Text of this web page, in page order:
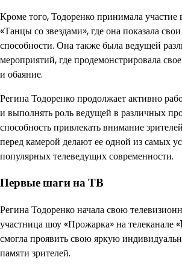
Кроме того, Тодоренко принимала
«Танцы со звездами», где она показала
способности. Она также была ведущей
мероприятий, где продемонстрировала
и обаяние.
Регина Тодоренко продолжает активно
и выполнять роль ведущей в различных
способность привлекать внимание
перед камерой делают ее одной из самых
популярных телеведущих современности.
Первые шаги на ТВ
Регина Тодоренко начала свою
участница шоу «Прожарка» на телеканале
смогла проявить свою яркую
памяти зрителей.